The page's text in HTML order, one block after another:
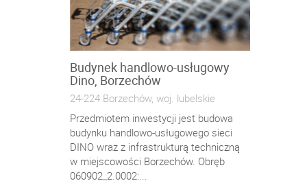
Budynek handlowo-usługowy
Dino, Borzechów
24-224 Borzechów, woj. lubelskie
Przedmiotem inwestycji jest budowa
budynku handlowo-usługowego sieci
DINO wraz z infrastrukturą techniczną
w miejscowości Borzechów. Obręb
060902_2.0002:...